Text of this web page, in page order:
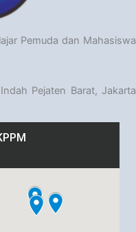
Pemuda dan Mahasiswa
Pejaten Barat, Jakarta